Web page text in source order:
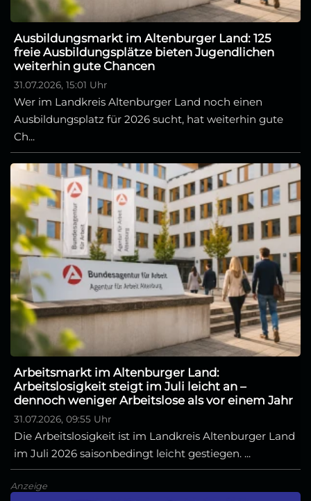
Ausbildungsmarkt im Altenburger Land: 125
freie Ausbildungsplätze bieten Jugendlichen
weiterhin gute Chancen
31.07.2026, 15:01 Uhr
Wer im Landkreis Altenburger Land noch einen
Ausbildungsplatz für 2026 sucht, hat weiterhin gute
Ch...
Arbeitsmarkt im Altenburger Land:
Arbeitslosigkeit steigt im Juli leicht an –
dennoch weniger Arbeitslose als vor einem Jahr
31.07.2026, 09:55 Uhr
Die Arbeitslosigkeit ist im Landkreis Altenburger Land
im Juli 2026 saisonbedingt leicht gestiegen. ...
Anzeige